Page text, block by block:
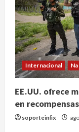
Internacional
EE.UU. ofrece
en
soporteinfix
3
4